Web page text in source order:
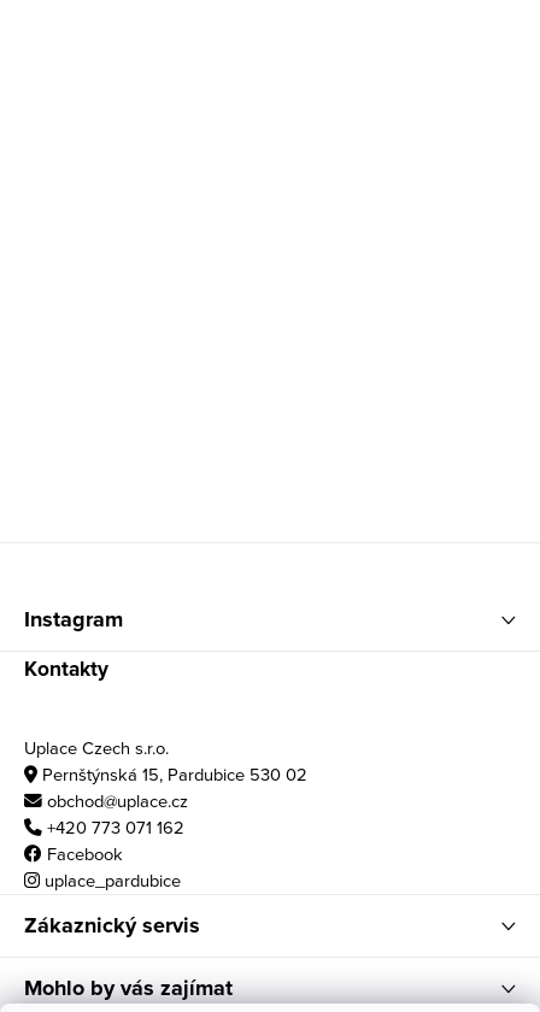
Instagram
Kontakty
Uplace Czech s.r.o.
Pernštýnská 15, Pardubice 530 02
obchod@uplace.cz
+420 773 071 162
Facebook
uplace_pardubice
Zákaznický servis
Mohlo by vás zajímat